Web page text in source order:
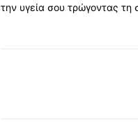
την υγεία σου τρώγοντας